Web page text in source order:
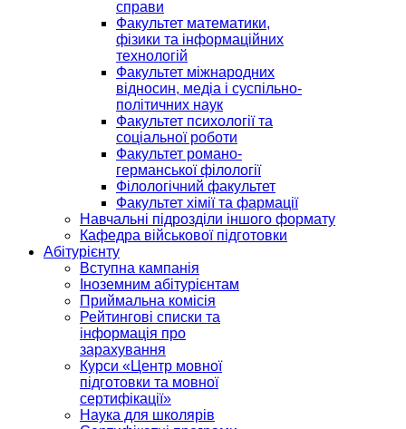
справи
Факультет математики,
фізики та інформаційних
технологій
Факультет міжнародних
відносин, медіа і суспільно-
політичних наук
Факультет психології та
соціальної роботи
Факультет романо-
германської філології
Філологічний факультет
Факультет хімії та фармації
Навчальні підрозділи іншого формату
Кафедра військової підготовки
Абітурієнту
Вступна кампанія
Іноземним абітурієнтам
Приймальна комісія
Рейтингові списки та
інформація про
зарахування
Курси «Центр мовної
підготовки та мовної
сертифікації»
Наука для школярів